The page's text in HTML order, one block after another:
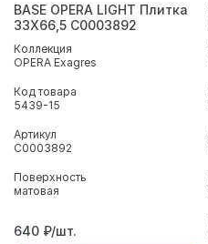
BASE OPERA LIGHT Плитка
33X66,5 С0003892
Коллекция
OPERA Exagres
Код товара
5439-15
Артикул
С0003892
Поверхность
матовая
640 ₽/шт.